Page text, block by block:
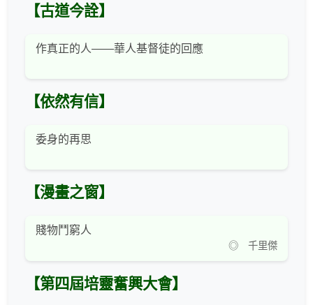
【古道今詮】
作真正的人——華人基督徒的回應
【依然有信】
委身的再思
【漫畫之窗】
賤物鬥窮人
◎ 千里傑
【第四屆培靈奮興大會】